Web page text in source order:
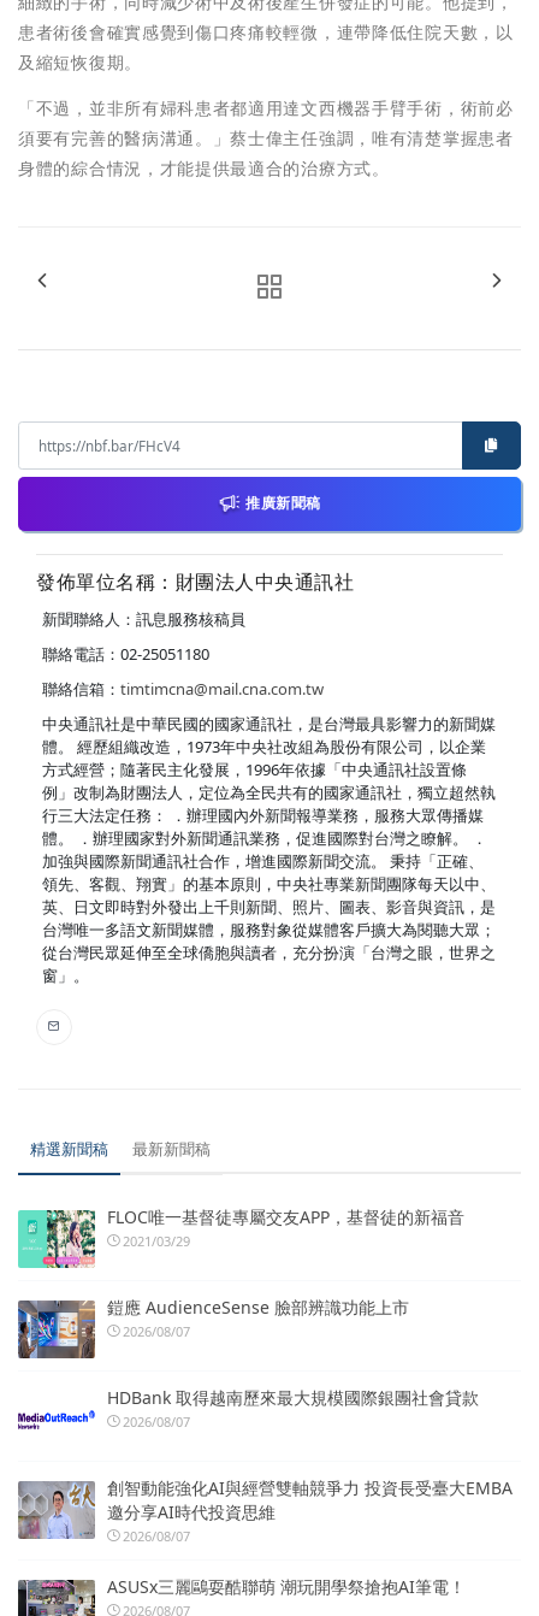
患者術後會確實感覺到傷口疼痛較輕微，連帶降低住院天數，以
及縮短恢復期。
「不過，並非所有婦科患者都適用達文西機器手臂手術，術前必
須要有完善的醫病溝通。」蔡士偉主任強調，唯有清楚掌握患者
身體的綜合情況，才能提供最適合的治療方式。
推廣新聞稿
發佈單位名稱：財團法人中央通訊社
新聞聯絡人：訊息服務核稿員
聯絡電話：02-25051180
聯絡信箱： timtimcna@mail.cna.com.tw
中央通訊社是中華民國的國家通訊社，是台灣最具影響力的新聞媒
體。 經歷組織改造，1973年中央社改組為股份有限公司，以企業
方式經營；隨著民主化發展，1996年依據「中央通訊社設置條
例」改制為財團法人，定位為全民共有的國家通訊社，獨立超然執
行三大法定任務： ．辦理國內外新聞報導業務，服務大眾傳播媒
體。 ．辦理國家對外新聞通訊業務，促進國際對台灣之瞭解。 ．
加強與國際新聞通訊社合作，增進國際新聞交流。 秉持「正確、
領先、客觀、翔實」的基本原則，中央社專業新聞團隊每天以中、
英、日文即時對外發出上千則新聞、照片、圖表、影音與資訊，是
台灣唯一多語文新聞媒體，服務對象從媒體客戶擴大為閱聽大眾；
從台灣民眾延伸至全球僑胞與讀者，充分扮演「台灣之眼，世界之
窗」。
精選新聞稿 最新新聞稿
FLOC唯一基督徒專屬交友APP，基督徒的新福音
2021/03/29
鎧應 AudienceSense 臉部辨識功能上市
2026/08/07
HDBank 取得越南歷來最大規模國際銀團社會貸款
2026/08/07
創智動能強化AI與經營雙軸競爭力 投資長受臺大EMBA
邀分享AI時代投資思維
2026/08/07
ASUSx三麗鷗耍酷聯萌 潮玩開學祭搶抱AI筆電！
2026/08/07